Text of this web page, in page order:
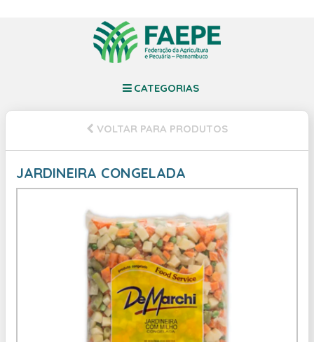
CATEGORIAS
VOLTAR PARA PRODUTOS
JARDINEIRA CONGELADA